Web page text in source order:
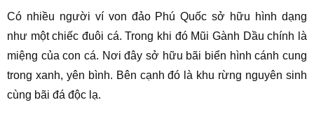
Có nhiều người ví von đảo Phú Quốc sở hữu hình dạng
như một chiếc đuôi cá. Trong khi đó Mũi Gành Dầu chính là
miệng của con cá. Nơi đây sở hữu bãi biển hình cánh cung
trong xanh, yên bình. Bên cạnh đó là khu rừng nguyên sinh
cùng bãi đá độc lạ.